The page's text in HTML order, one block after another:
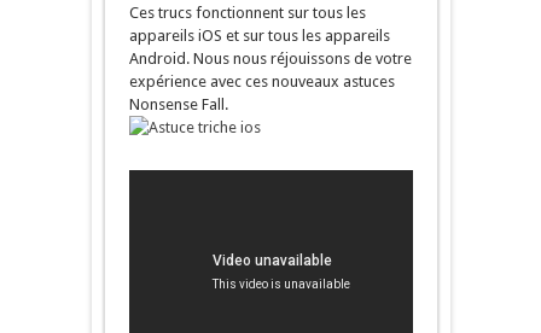
Ces trucs fonctionnent sur tous les
appareils iOS et sur tous les appareils
Android. Nous nous réjouissons de votre
expérience avec ces nouveaux astuces
Nonsense Fall.